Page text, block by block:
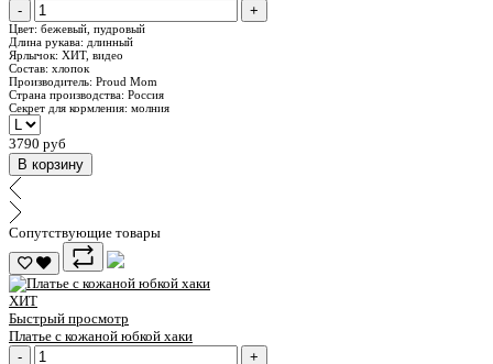
-
+
Цвет: бежевый, пудровый
Длина рукава: длинный
Ярлычок: ХИТ, видео
Состав: хлопок
Производитель: Proud Mom
Страна производства: Россия
Секрет для кормления: молния
3790 руб
В корзину
Сопутствующие товары
ХИТ
Быстрый просмотр
Платье с кожаной юбкой хаки
-
+